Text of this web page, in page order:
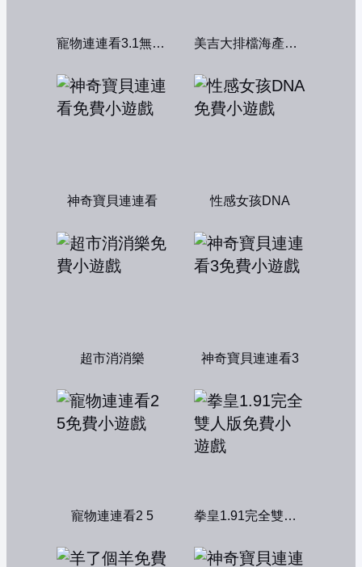
寵物連連看3.1無敵版 美吉大排檔海產店：中文版
神奇寶貝連連看 性感女孩DNA
超市消消樂 神奇寶貝連連看3
寵物連連看2 5 拳皇1.91完全雙人版